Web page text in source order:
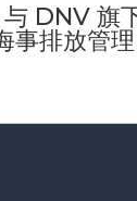
DNV 旗
事排放管理